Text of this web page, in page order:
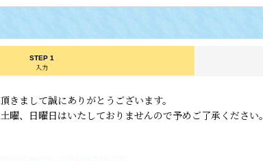
STEP 1
入力
きまして誠にありがとうございます。
曜、日曜日はいたしておりませんので予めご了承ください。